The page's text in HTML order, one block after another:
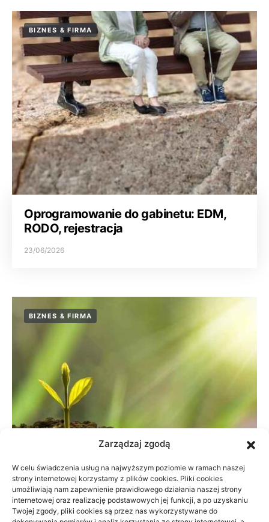
Zarządzaj zgodą
W celu świadczenia usług na najwyższym poziomie w ramach naszej
strony internetowej korzystamy z plików cookies. Pliki cookies
umożliwiają nam zapewnienie prawidłowego działania naszej strony
internetowej oraz realizację podstawowych jej funkcji, a po uzyskaniu
Twojej zgody, pliki cookies są przez nas wykorzystywane do
BIZNES & FIRMA
Oprogramowanie do gabinetu: EDM,
RODO, rejestracja
23/06/2026
BIZNES & FIRMA
Dane do naliczenia wynagrodzeń w
małej firmie